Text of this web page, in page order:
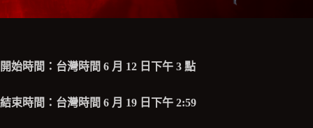
開始時間：台灣時間 6 月 12 日下午 3 點
結束時間：台灣時間 6 月 19 日下午 2:59